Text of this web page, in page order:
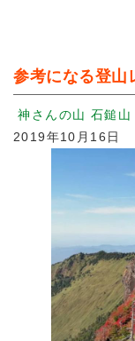
参考になる登山
神さんの山 石鎚
2019年10月16日